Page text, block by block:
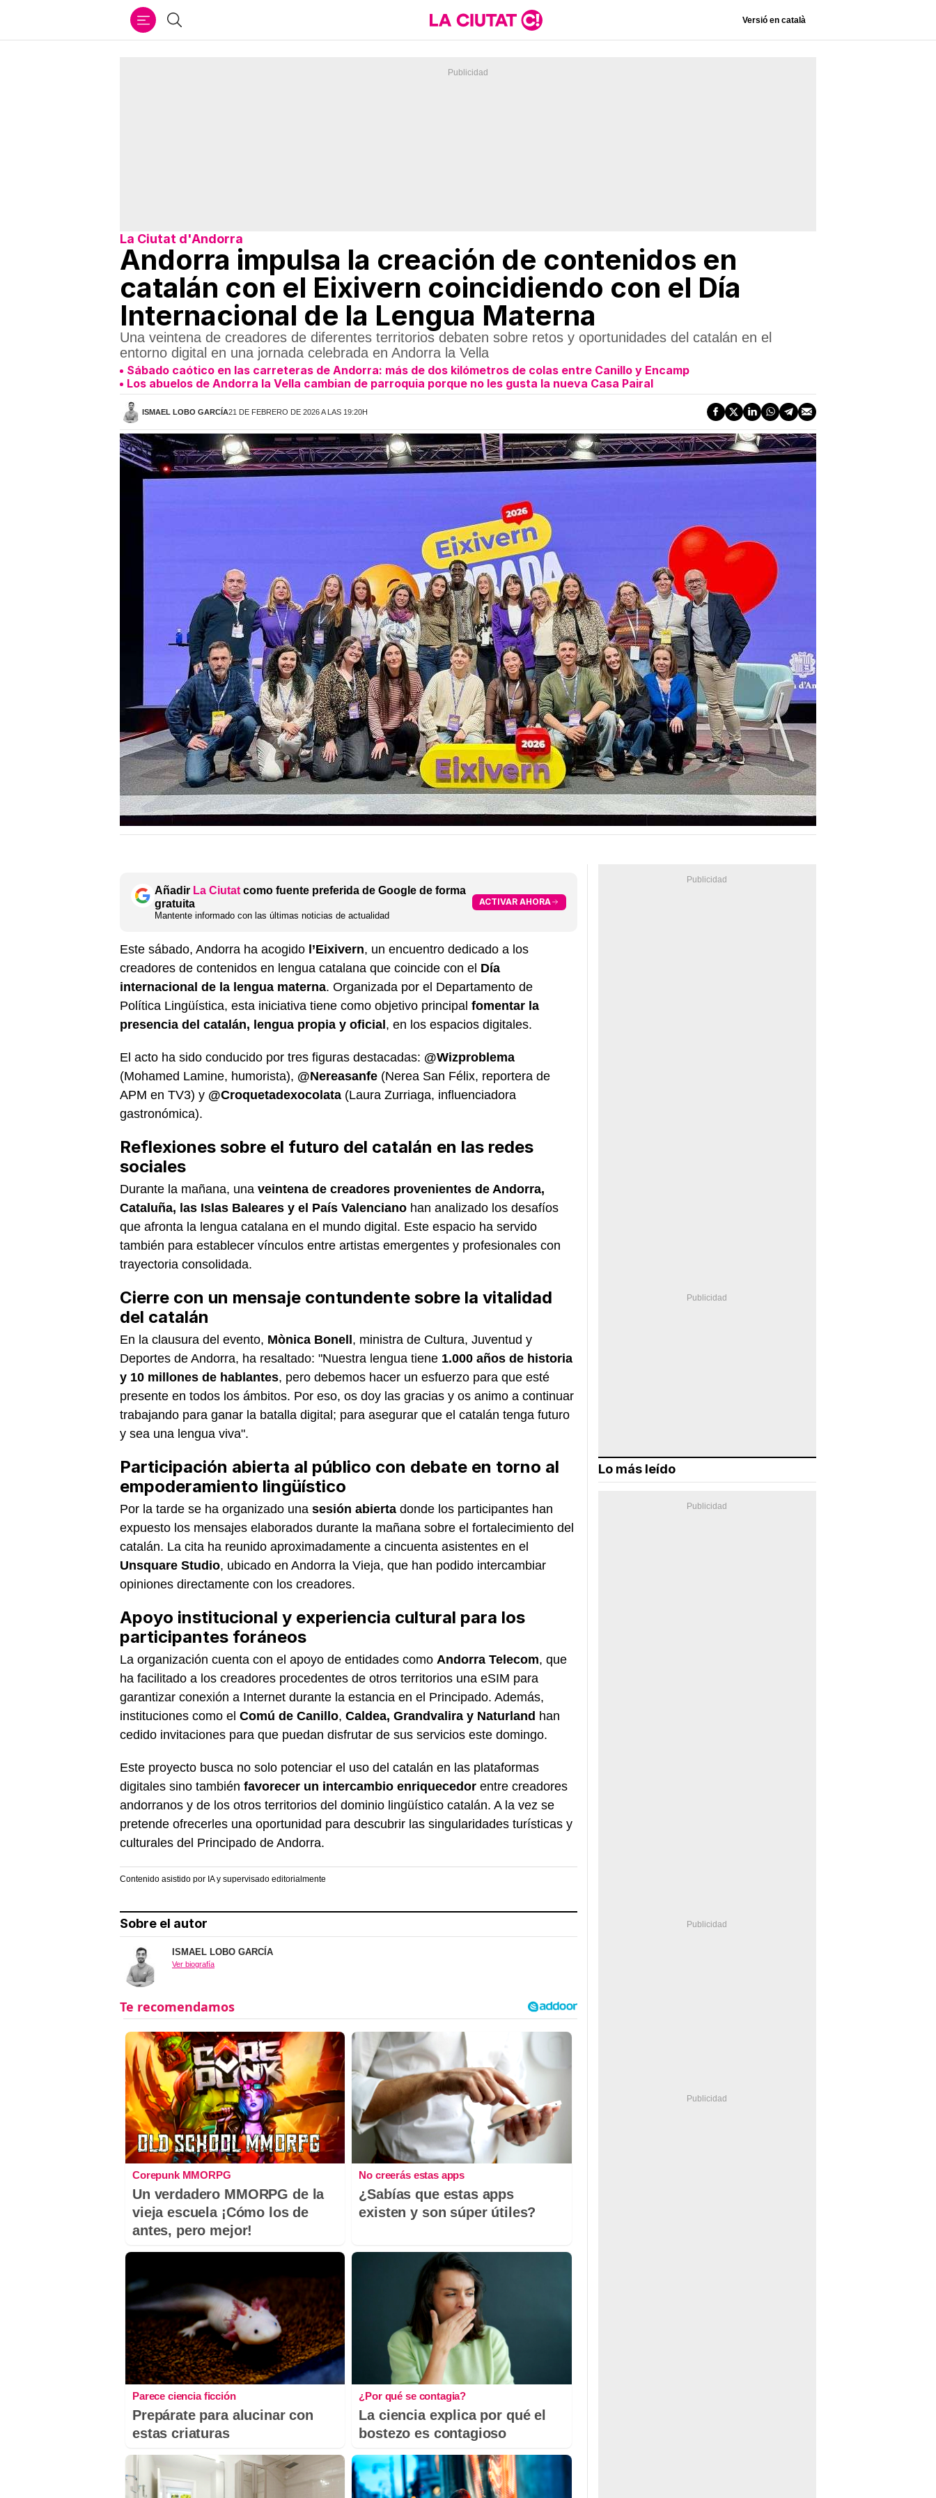
Buscar Versió en català
La Ciutat d'Andorra
Andorra impulsa la creación de contenidos en
catalán con el Eixivern coincidiendo con el Día
Internacional de la Lengua Materna
Una veintena de creadores de diferentes territorios debaten sobre retos y oportunidades del catalán en el
entorno digital en una jornada celebrada en Andorra la Vella
Sábado caótico en las carreteras de Andorra: más de dos kilómetros de colas entre Canillo y Encamp
Los abuelos de Andorra la Vella cambian de parroquia porque no les gusta la nueva Casa Pairal
ISMAEL LOBO GARCÍA21 DE FEBRERO DE 2026 A LAS 19:20H
Añadir La Ciutat como fuente preferida de Google de forma
gratuita
Mantente informado con las últimas noticias de actualidad
ACTIVAR AHORA
Este sábado, Andorra ha acogido l’Eixivern, un encuentro dedicado a los
creadores de contenidos en lengua catalana que coincide con el Día
internacional de la lengua materna. Organizada por el Departamento de
Política Lingüística, esta iniciativa tiene como objetivo principal fomentar la
presencia del catalán, lengua propia y oficial, en los espacios digitales.
El acto ha sido conducido por tres figuras destacadas: @Wizproblema
(Mohamed Lamine, humorista), @Nereasanfe (Nerea San Félix, reportera de
APM en TV3) y @Croquetadexocolata (Laura Zurriaga, influenciadora
gastronómica).
Reflexiones sobre el futuro del catalán en las redes
sociales
Durante la mañana, una veintena de creadores provenientes de Andorra,
Cataluña, las Islas Baleares y el País Valenciano han analizado los desafíos
que afronta la lengua catalana en el mundo digital. Este espacio ha servido
también para establecer vínculos entre artistas emergentes y profesionales con
trayectoria consolidada.
Cierre con un mensaje contundente sobre la vitalidad
del catalán
En la clausura del evento, Mònica Bonell, ministra de Cultura, Juventud y
Deportes de Andorra, ha resaltado: "Nuestra lengua tiene 1.000 años de historia
y 10 millones de hablantes, pero debemos hacer un esfuerzo para que esté
presente en todos los ámbitos. Por eso, os doy las gracias y os animo a continuar
trabajando para ganar la batalla digital; para asegurar que el catalán tenga futuro
y sea una lengua viva".
Participación abierta al público con debate en torno al
empoderamiento lingüístico
Por la tarde se ha organizado una sesión abierta donde los participantes han
expuesto los mensajes elaborados durante la mañana sobre el fortalecimiento del
catalán. La cita ha reunido aproximadamente a cincuenta asistentes en el
Unsquare Studio, ubicado en Andorra la Vieja, que han podido intercambiar
opiniones directamente con los creadores.
Apoyo institucional y experiencia cultural para los
participantes foráneos
La organización cuenta con el apoyo de entidades como Andorra Telecom, que
ha facilitado a los creadores procedentes de otros territorios una eSIM para
garantizar conexión a Internet durante la estancia en el Principado. Además,
instituciones como el Comú de Canillo, Caldea, Grandvalira y Naturland han
cedido invitaciones para que puedan disfrutar de sus servicios este domingo.
Este proyecto busca no solo potenciar el uso del catalán en las plataformas
digitales sino también favorecer un intercambio enriquecedor entre creadores
andorranos y de los otros territorios del dominio lingüístico catalán. A la vez se
pretende ofrecerles una oportunidad para descubrir las singularidades turísticas y
culturales del Principado de Andorra.
Contenido asistido por IA y supervisado editorialmente
Sobre el autor
ISMAEL LOBO GARCÍA
Ver biografía
Corepunk MMORPG
Un verdadero MMORPG de la
vieja escuela ¡Cómo los de
antes, pero mejor!
No creerás estas apps
¿Sabías que estas apps
existen y son súper útiles?
Parece ciencia ficción
Prepárate para alucinar con
estas criaturas
¿Por qué se contagia?
La ciencia explica por qué el
bostezo es contagioso
Lo más leído